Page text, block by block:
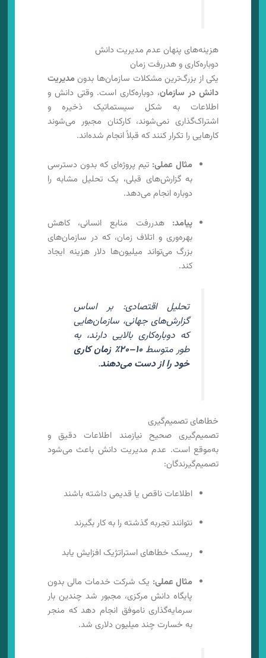
هزینه‌های پنهان عدم مدیریت دانش
دوباره‌کاری و هدررفت زمان
یکی از بزرگ‌ترین مشکلات سازمان‌ها بدونمدیریت
دانش در سازمان، دوباره‌کاری است. وقتی دانش و
اطلاعات به شکل سیستماتیک ذخیره و
اشتراک‌گذاری نمی‌شوند، کارکنان مجبور می‌شوند
کارهایی را تکرار کنند که قبلاً انجام شده‌اند.
مثال عملی: تیم پروژه‌ای که بدون دسترسی
به گزارش‌های قبلی، یک تحلیل مشابه را
دوباره انجام می‌دهد.
پیامد: هدررفت منابع انسانی، کاهش
بهره‌وری و اتلاف زمان، که در سازمان‌های
بزرگ می‌تواند میلیون‌ها دلار هزینه ایجاد
کند.
تحلیل اقتصادی: بر اساس
گزارش‌های جهانی، سازمان‌هایی
که دوباره‌کاری بالایی دارند، به
طور متوسط
۱۰–۲۰٪ زمان کاری
خود را از دست می‌دهند.
خطاهای تصمیم‌گیری
تصمیم‌گیری صحیح نیازمند اطلاعات دقیق و
به‌موقع است. عدم مدیریت دانش باعث می‌شود
تصمیم‌گیرندگان:
اطلاعات ناقص یا قدیمی داشته باشند
نتوانند تجربه گذشته را به کار بگیرند
ریسک خطاهای استراتژیک افزایش یابد
مثال عملی: یک شرکت خدمات مالی بدون
پایگاه دانش مرکزی، مجبور شد چندین بار
سرمایه‌گذاری ناموفق انجام دهد که منجر
به خسارت چند میلیون دلاری شد.